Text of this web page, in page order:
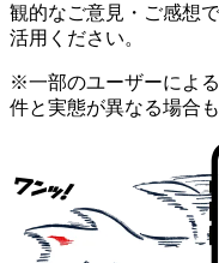
観的なご意見・ご感想
活用ください。
※一部のユーザーによ
件と実態が異なる場合も